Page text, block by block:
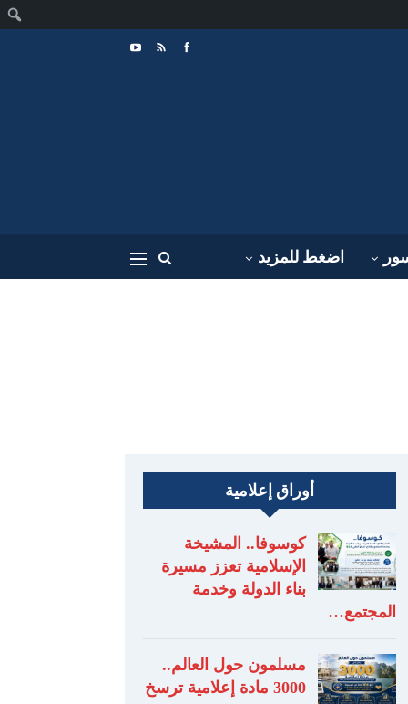
اضغط للمزيد
أوراق إعلامية
كوسوفا.. المشيخة
الإسلامية تعزز مسيرة
بناء الدولة وخدمة
المجتمع…
مسلمون حول العالم..
3000 مادة إعلامية ترسخ